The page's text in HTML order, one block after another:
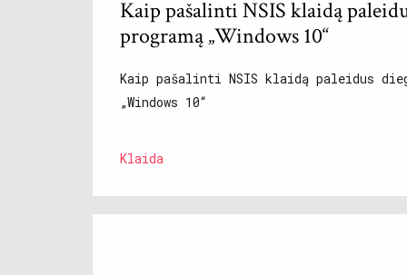
Kaip pašalinti NSIS klaidą
programą „Windows 10“
Kaip pašalinti NSIS klaidą paleidus
„Windows 10“
Klaida